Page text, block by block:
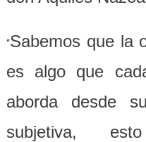
“Sabemos que la
es algo que
aborda desde
subjetiva,